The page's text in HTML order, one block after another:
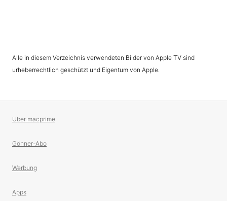
Alle in diesem Verzeichnis verwendeten Bilder von Apple TV sind
urheberrechtlich geschützt und Eigentum von Apple.
Über macprime
Gönner-Abo
Werbung
Apps